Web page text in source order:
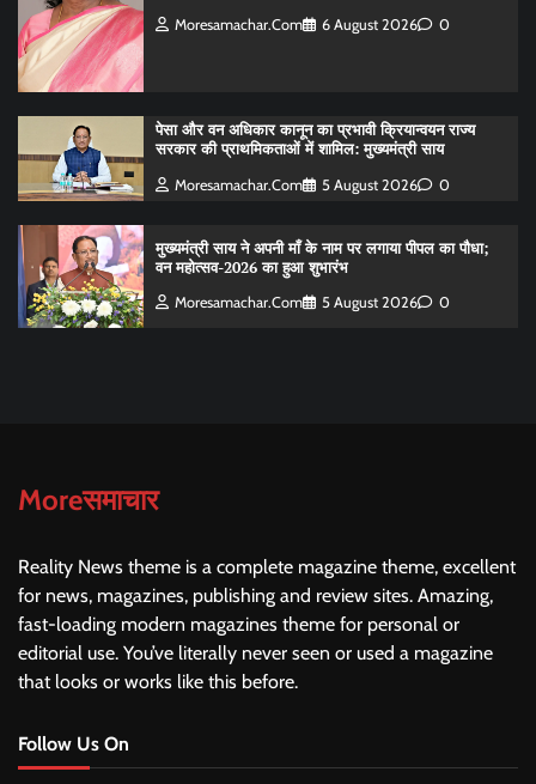
Moresamachar.com 6 August 2026 0
पेसा और वन अधिकार कानून का प्रभावी क्रियान्वयन राज्य
सरकार की प्राथमिकताओं में शामिल: मुख्यमंत्री साय
Moresamachar.com 5 August 2026 0
मुख्यमंत्री साय ने अपनी माँ के नाम पर लगाया पीपल का पौधा;
वन महोत्सव-2026 का हुआ शुभारंभ
Moresamachar.com 5 August 2026 0
Moreसमाचार
Reality News theme is a complete magazine theme, excellent
for news, magazines, publishing and review sites. Amazing,
fast-loading modern magazines theme for personal or
editorial use. You’ve literally never seen or used a magazine
that looks or works like this before.
Follow Us On